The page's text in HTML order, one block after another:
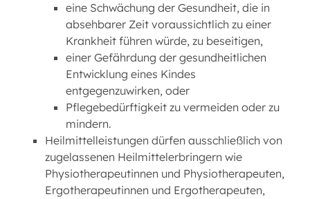
eine Schwächung der Gesundheit, die in
absehbarer Zeit voraussichtlich zu einer
Krankheit führen würde, zu beseitigen,
einer Gefährdung der gesundheitlichen
Entwicklung eines Kindes
entgegenzuwirken, oder
Pflegebedürftigkeit zu vermeiden oder zu
mindern.
Heilmittelleistungen dürfen ausschließlich von
zugelassenen Heilmittelerbringern wie
Physiotherapeutinnen und Physiotherapeuten,
Ergotherapeutinnen und Ergotherapeuten,